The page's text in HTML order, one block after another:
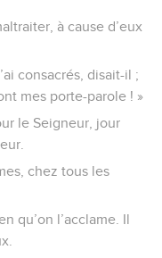
à cause d’eux
consacrés, disait-il ;
mes porte-parole ! »
le Seigneur, jour
chez tous les
qu’on l’acclame. Il